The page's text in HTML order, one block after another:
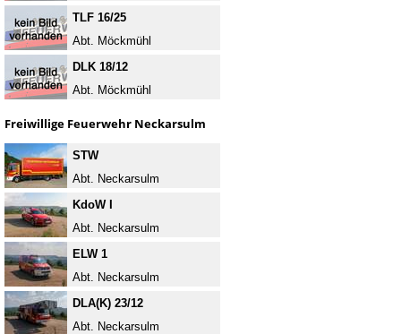
TLF 16/25
Abt. Möckmühl
DLK 18/12
Abt. Möckmühl
Freiwillige Feuerwehr Neckarsulm
STW
Abt. Neckarsulm
KdoW I
Abt. Neckarsulm
ELW 1
Abt. Neckarsulm
DLA(K) 23/12
Abt. Neckarsulm